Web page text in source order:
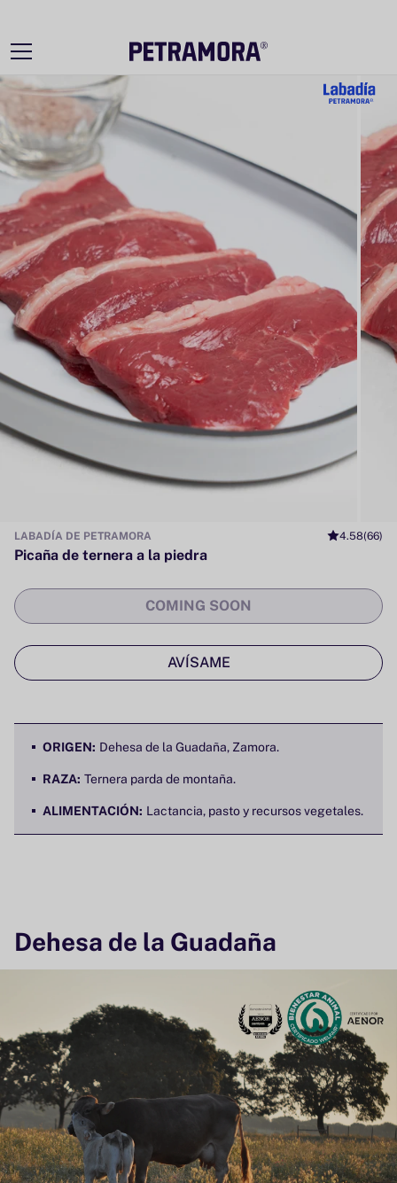
LABADÍA DE PETRAMORA 4.58(66)
Picaña de ternera a la piedra
COMING SOON
AVÍSAME
ORIGEN: Dehesa de la Guadaña, Zamora.
RAZA: Ternera parda de montaña.
ALIMENTACIÓN: Lactancia, pasto y recursos vegetales.
Dehesa de la Guadaña